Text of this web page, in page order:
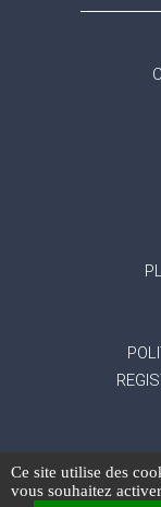
personnelles
Ce site utilise des
vous souhaitez activer